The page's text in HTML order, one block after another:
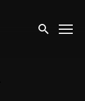
Wyszukaj